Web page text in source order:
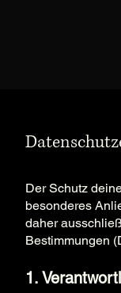
Der Schutz
besonderes
daher
Bestimmungen
1.